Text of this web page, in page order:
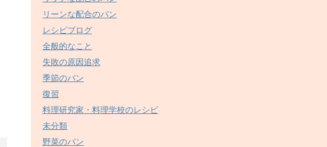
リーンな配合のパン
レシピブログ
全般的なこと
失敗の原因追求
季節のパン
復習
料理研究家・料理学校のレシピ
未分類
野菜のパン